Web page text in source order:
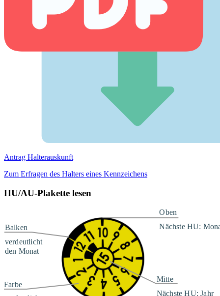
Antrag Halterauskunft
Zum Erfragen des Halters eines Kennzeichens
HU/AU-Plakette lesen